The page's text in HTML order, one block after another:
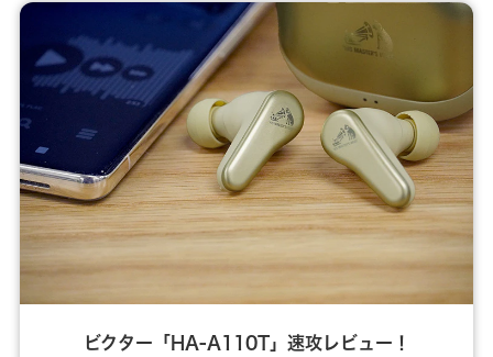
ビクター「HA-A110T」速攻レビュー！